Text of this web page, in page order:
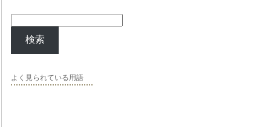
検索
よく見られている用語